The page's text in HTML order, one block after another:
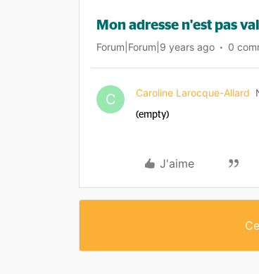
Mon adresse n'est pas
Forum|Forum|9 years ago 0
C Caroline Larocque-Allard
(empty)
J'aime